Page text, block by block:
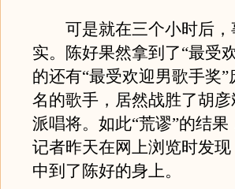
可是就在三个小时后，
实。陈好果然拿到了“最受
的还有“最受欢迎男歌手奖
名的歌手，居然战胜了胡
派唱将。如此“荒谬”的结
记者昨天在网上浏览时发
中到了陈好的身上。